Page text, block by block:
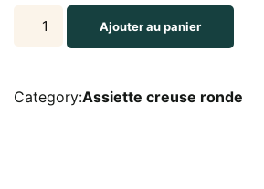
Assiette
diamétre
Ajouter au panier
Category:Assiette creuse ronde